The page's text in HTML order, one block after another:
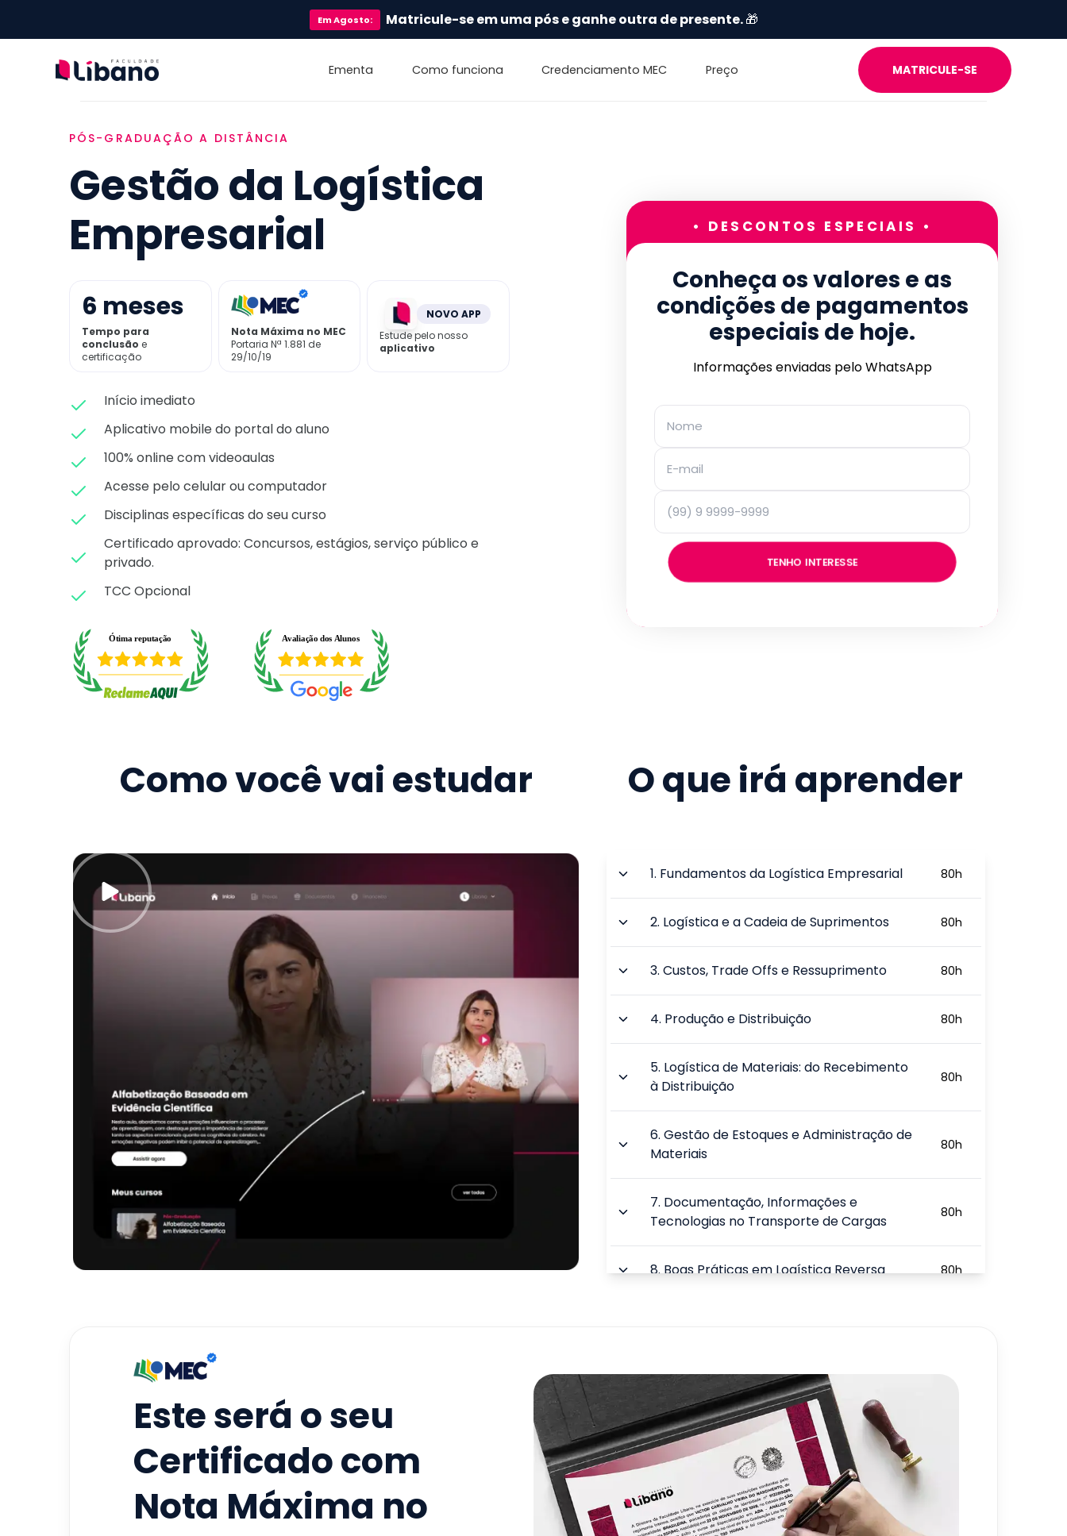
EmAgosto: Matricule-se em uma pós e ganhe outra de presente.🎁
Ementa Como funciona Credenciamento MEC Preço MATRICULE-SE
PÓS-GRADUAÇÃO A DISTÂNCIA
Gestão da Logística
Empresarial
6 meses
Tempo para
conclusão e
certificação
Nota Máxima no MEC
Portaria Nª 1.881 de
29/10/19
NOVO APP
Estude pelo nosso
aplicativo
Início imediato
Aplicativo mobile do portal do aluno
100% online com videoaulas
Acesse pelo celular ou computador
Disciplinas específicas do seu curso
Certificado aprovado: Concursos, estágios, serviço público e
privado.
TCC Opcional
• DESCONTOS ESPECIAIS •
Conheça os valores e as
condições de pagamentos
especiais de hoje.
Informações enviadas pelo WhatsApp
TENHO INTERESSE
Como você vai estudar O que irá aprender
1. Fundamentos da Logística Empresarial 80h
2. Logística e a Cadeia de Suprimentos 80h
3.Custos, Trade Offs e Ressuprimento 80h
4. Produção e Distribuição 80h
5. Logística de Materiais: do Recebimento
à Distribuição
80h
6.Gestão de Estoques e Administração de
Materiais
80h
7. Documentação, Informações e
Tecnologias no Transporte de Cargas
80h
8.Boas Práticas em Logística Reversa 80h
TOTAL:
Este será o seu
Certificado com
Nota Máxima no